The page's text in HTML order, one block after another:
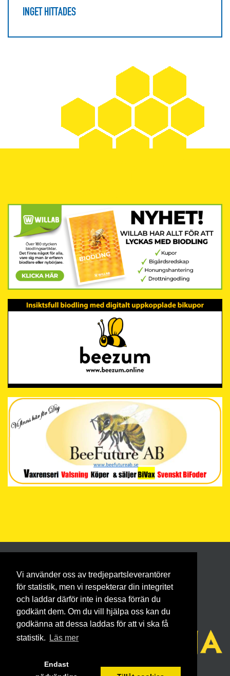
Vi använder oss av tredjepartsleverantörer
för statistik, men vi respekterar din integritet
och laddar därför inte in dessa förrän du
godkänt dem. Om du vill hjälpa oss kan du
godkänna att dessa laddas för att vi ska få
statistik.
Läs mer
Endast
INGET HITTADES